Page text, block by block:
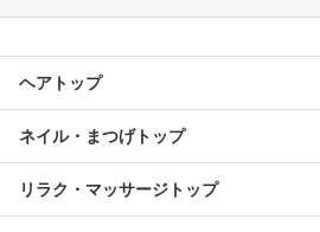
ヘアトップ
ネイル・まつげトップ
リラク・マッサージトップ